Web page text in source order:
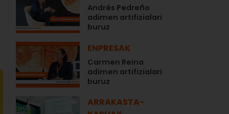
Andrés Pedreño
adimen artifizialari
buruz
ENPRESAK
Carmen Reina
adimen artifizialari
buruz
ARRAKASTA-